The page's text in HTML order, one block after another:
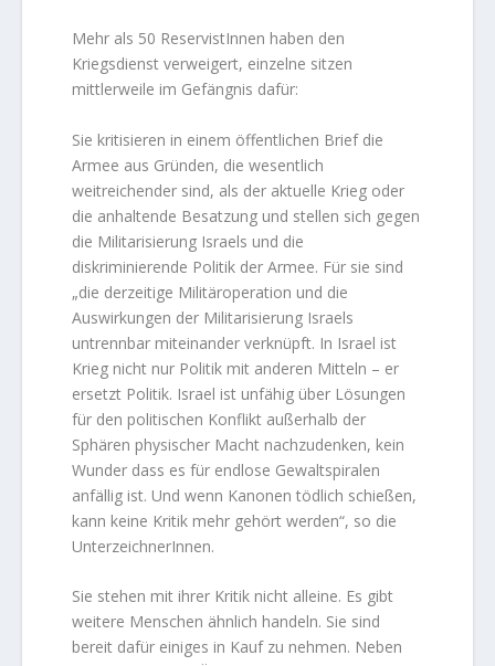
Mehr als 50 ReservistInnen haben den
Kriegsdienst verweigert, einzelne sitzen
mittlerweile im Gefängnis dafür:
Sie kritisieren in einem öffentlichen Brief die
Armee aus Gründen, die wesentlich
weitreichender sind, als der aktuelle Krieg oder
die anhaltende Besatzung und stellen sich gegen
die Militarisierung Israels und die
diskriminierende Politik der Armee. Für sie sind
„die derzeitige Militäroperation und die
Auswirkungen der Militarisierung Israels
untrennbar miteinander verknüpft. In Israel ist
Krieg nicht nur Politik mit anderen Mitteln – er
ersetzt Politik. Israel ist unfähig über Lösungen
für den politischen Konflikt außerhalb der
Sphären physischer Macht nachzudenken, kein
Wunder dass es für endlose Gewaltspiralen
anfällig ist. Und wenn Kanonen tödlich schießen,
kann keine Kritik mehr gehört werden“, so die
UnterzeichnerInnen.
Sie stehen mit ihrer Kritik nicht alleine. Es gibt
weitere Menschen ähnlich handeln. Sie sind
bereit dafür einiges in Kauf zu nehmen. Neben